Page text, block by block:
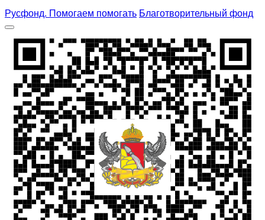
Русфонд. Помогаем помогать Благотворительный фонд